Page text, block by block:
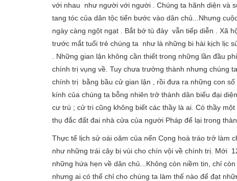
với nhau như người với người . Chúng ta hãnh diện và
tang tóc của dân tộc tiến bước vào dân chủ...Nhưng
ngày càng ngột ngạt . Bắt bớ tù đày vẫn tiếp diễn . Xã
trước mắt tuổi trẻ chúng ta như là những bi hài kịch lịc
. Những gian lận không cần thiết trong những lần đầu
chính trị vụng về. Tuy chưa trưởng thành nhưng chúng
chính trị bằng bầu cử gian lận , rồi đưa ra những con
kính của chúng ta bỗng nhiên trở thành dân biểu đại
cư trú ; cử tri cũng không biết các thầy là ai. Có thầy
thụ đắc đất đai nhà cửa của người Pháp để lại trong
Thực tế lịch sử oái oăm của nển Cọng hoà tráo trở làm
như những trái cây bị vùi cho chín vội về chính trị. Mới
những hứa hẹn về dân chủ...Không còn niềm tin, chỉ
nhưng ai có thể chỉ cho chúng ta làm thế nào để đạt